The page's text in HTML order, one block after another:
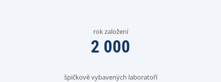
rok založení
2 000
špičkově vybavených laboratoří